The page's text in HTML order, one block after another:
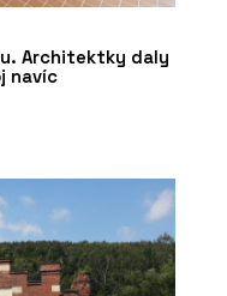
Architektky daly
navíc